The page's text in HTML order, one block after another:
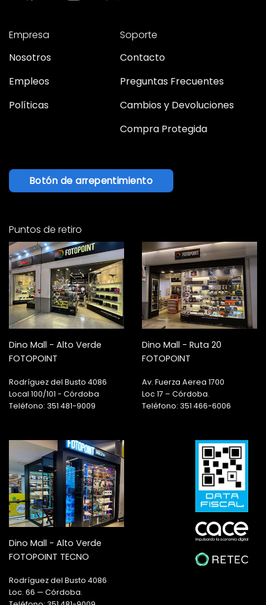
Empresa
Nosotros
Empleos
Políticas
Soporte
Contacto
Preguntas Frecuentes
Cambios y Devoluciones
Compra Protegida
Botón de arrepentimiento
Puntos de retiro
Dino Mall - Alto Verde
FOTOPOINT
Rodríguez del Busto 4086
Local 100/101 - Córdoba
Teléfono: 351 481-9009
Dino Mall - Ruta 20
FOTOPOINT
Av. Fuerza Aerea 1700
Loc 17 – Córdoba.
Teléfono: 351 466-6006
Dino Mall - Alto Verde
FOTOPOINT TECNO
Rodríguez del Busto 4086
Loc. 66 — Córdoba.